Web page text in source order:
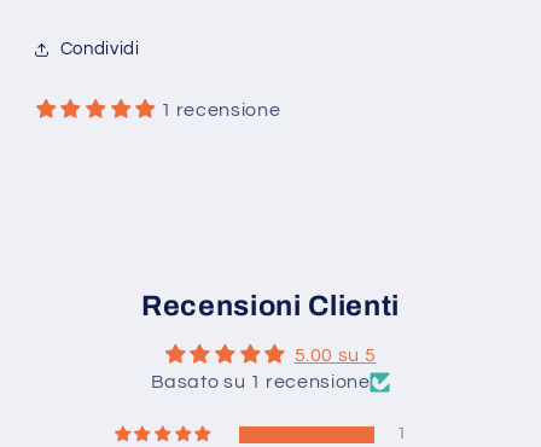
Condividi
1 recensione
Recensioni Clienti
5.00 su 5
Basato su 1 recensione